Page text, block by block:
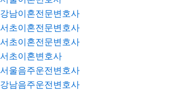
강남이혼전문변호사
서초이혼전문변호사
서초이혼전문변호사
서초이혼변호사
서울음주운전변호사
강남음주운전변호사